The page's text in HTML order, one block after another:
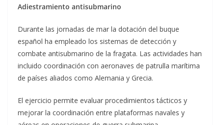
Adiestramiento antisubmarino
Durante las jornadas de mar la dotación del buque
español ha empleado los sistemas de detección y
combate antisubmarino de la fragata. Las actividades han
incluido coordinación con aeronaves de patrulla marítima
de países aliados como Alemania y Grecia.
El ejercicio permite evaluar procedimientos tácticos y
mejorar la coordinación entre plataformas navales y